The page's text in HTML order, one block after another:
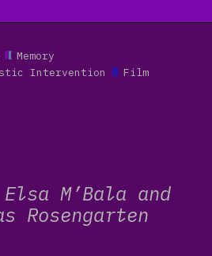
Memory
Intervention
Film
M’Bala and
Rosengarten